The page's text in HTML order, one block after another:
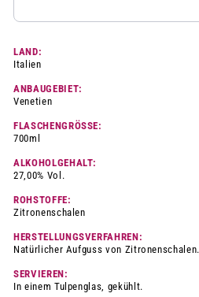
LAND:
Italien
ANBAUGEBIET:
Venetien
FLASCHENGRÖSSE:
700ml
ALKOHOLGEHALT:
27,00% Vol.
ROHSTOFFE:
Zitronenschalen
HERSTELLUNGSVERFAHREN:
Natürlicher Aufguss von Zitronenschalen.
SERVIEREN:
In einem Tulpenglas, gekühlt.